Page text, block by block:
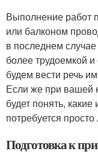
Выполнение работ
или балконом
в последнем
более трудоемкой
будем вести речь
Если же при вашей
будет понять,
потребуется
Подготовка к